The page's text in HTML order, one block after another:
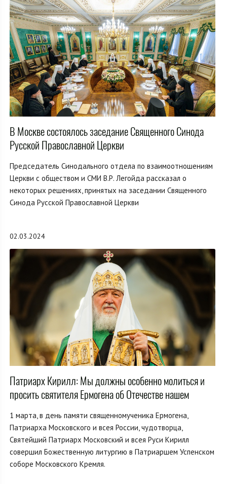
В Москве состоялось заседание Священного Синода
Русской Православной Церкви
Председатель Синодального отдела по взаимоотношениям
Церкви с обществом и СМИ В.Р. Легойда рассказал о
некоторых решениях, принятых на заседании Священного
Синода Русской Православной Церкви
02.03.2024
Патриарх Кирилл: Мы должны особенно молиться и
просить святителя Ермогена об Отечестве нашем
1 марта, в день памяти священномученика Ермогена,
Патриарха Московского и всея России, чудотворца,
Святейший Патриарх Московский и всея Руси Кирилл
совершил Божественную литургию в Патриаршем Успенском
соборе Московского Кремля.